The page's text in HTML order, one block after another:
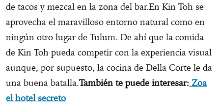
de tacos y mezcal en la zona del bar.En Kin Toh se
aprovecha el maravilloso entorno natural como en
ningún otro lugar de Tulum. De ahí que la comida
de Kin Toh pueda competir con la experiencia visual
aunque, por supuesto, la cocina de Della Corte le da
una buena batalla.También te puede interesar: Zoa
el hotel secreto